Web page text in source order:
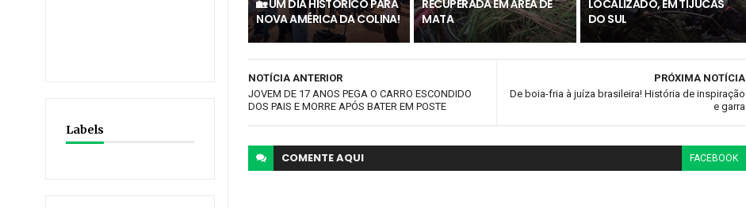
Labels
🏡 UM DIA HISTÓRICO PARA
NOVA AMÉRICA DA COLINA!
RECUPERADA EM ÁREA DE
MATA
LOCALIZADO, EM TIJUCAS
DO SUL
PRÓXIMA NOTÍCIA
De boia-fria à juíza brasileira! História de inspiração
e garra
NOTÍCIA ANTERIOR
JOVEM DE 17 ANOS PEGA O CARRO ESCONDIDO
DOS PAIS E MORRE APÓS BATER EM POSTE
COMENTEAQUI FACEBOOK